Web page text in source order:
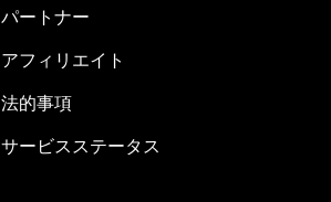
パートナー
アフィリエイト
法的事項
サービスステータス